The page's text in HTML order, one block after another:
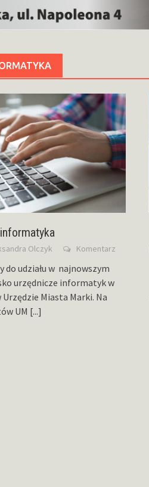
Olczyk Komentarz
do udziału w najnowszym
urzędnicze informatyk w
Miasta Marki. Na
UM [...]